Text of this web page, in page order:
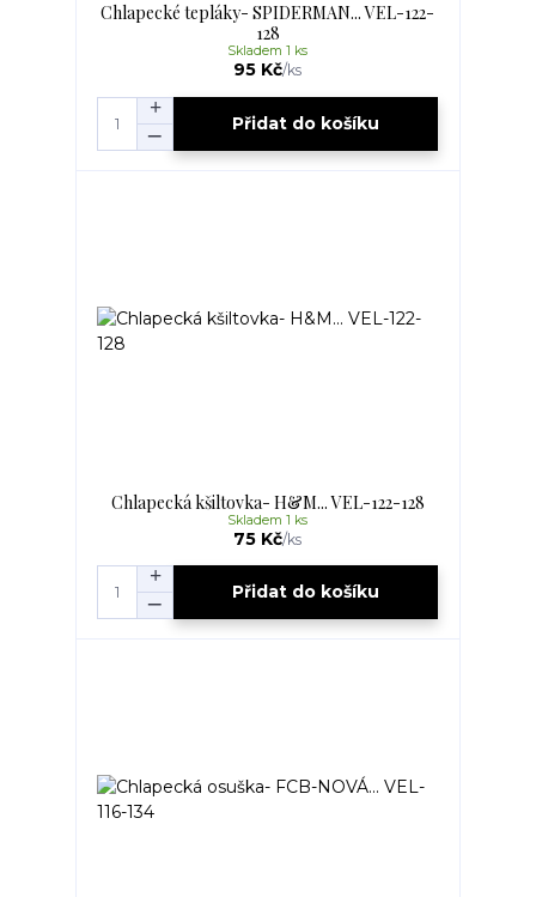
Chlapecké tepláky- SPIDERMAN... VEL-122-
128
95 Kč/ks
Skladem 1 ks
Přidat do košíku
Chlapecká kšiltovka- H&M... VEL-122-128
75 Kč/ks
Skladem 1 ks
Přidat do košíku